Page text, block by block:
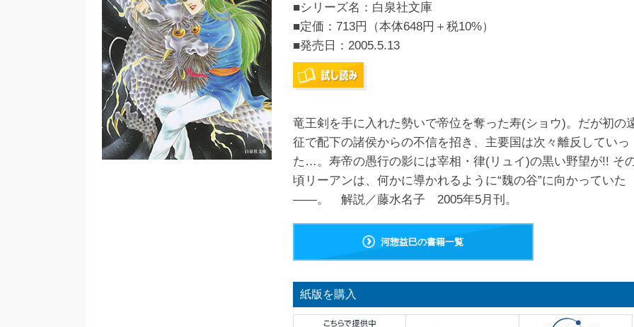
■シリーズ名：白泉社文庫
■定価：713円（本体648円＋税10%）
■発売日： 2005.5.13
竜王剣を手に入れた勢いで帝位を奪った寿(ショウ)。だが初の
征で配下の諸侯からの不信を招き、主要国は次々離反していっ
た…。寿帝の愚行の影には宰相・律(リュイ)の黒い野望が!! そ
頃リーアンは、何かに導かれるように“魏の谷”に向かっていた
――。 解説／藤水名子 2005年5月刊。
河惣益巳の書籍一覧
紙版を購入